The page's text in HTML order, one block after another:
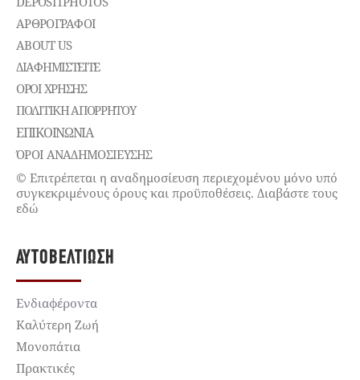
ΑΡΘΡΟΓΡΑΦΟΙ
ABOUT US
ΔΙΑΦΗΜΙΣΤΕΊΤΕ
ΌΡΟΙ ΧΡΉΣΗΣ
ΠΟΛΙΤΙΚΉ ΑΠΟΡΡΉΤΟΥ
ΕΠΙΚΟΙΝΩΝΊΑ
ΌΡΟΙ ΑΝΑΔΗΜΟΣΙΕΥΣΗΣ
© Επιτρέπεται η αναδημοσίευση περιεχομένου μόνο υπό
συγκεκριμένους όρους και προϋποθέσεις. Διαβάστε τους
εδώ
ΑΥΤΟΒΕΛΤΊΩΣΗ
Ενδιαφέροντα
Καλύτερη Ζωή
Μονοπάτια
Πρακτικές